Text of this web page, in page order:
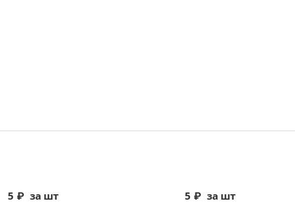
5 ₽ за шт 5 ₽ за шт